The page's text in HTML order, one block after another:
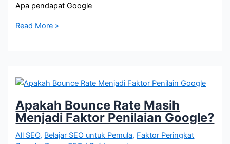
Apa pendapat Google
Apakah
Peringkat
Google?
Read More »
Apakah Bounce Rate Masih
Menjadi Faktor Penilaian Google?
All SEO, Belajar SEO untuk Pemula, Faktor Peringkat